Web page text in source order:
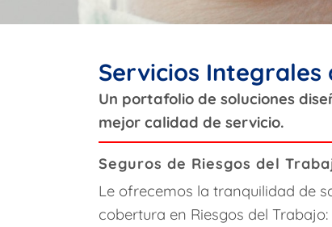
Servicios Integrales
Un portafolio de soluciones
mejor calidad de servicio.
Seguros de Riesgos del
Le ofrecemos la tranquilidad de
cobertura en Riesgos del